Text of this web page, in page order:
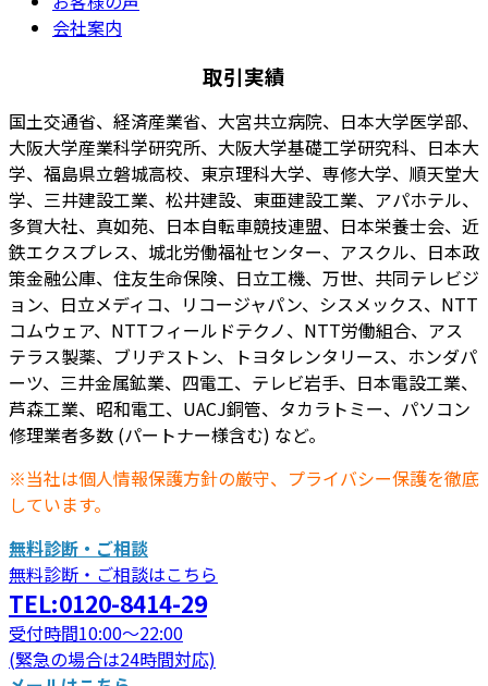
会社案内
取引実績
国土交通省、経済産業省、大宮共立病院、日本大学医学部、
大阪大学産業科学研究所、大阪大学基礎工学研究科、日本大
学、福島県立磐城高校、東京理科大学、専修大学、順天堂大
学、三井建設工業、松井建設、東亜建設工業、アパホテル、
多賀大社、真如苑、日本自転車競技連盟、日本栄養士会、近
鉄エクスプレス、城北労働福祉センター、アスクル、日本政
策金融公庫、住友生命保険、日立工機、万世、共同テレビジ
ョン、日立メディコ、リコージャパン、シスメックス、NTT
コムウェア、NTTフィールドテクノ、NTT労働組合、アス
テラス製薬、ブリヂストン、トヨタレンタリース、ホンダパ
ーツ、三井金属鉱業、四電工、テレビ岩手、日本電設工業、
芦森工業、昭和電工、UACJ銅管、タカラトミー、パソコン
修理業者多数 (パートナー様含む) など。
※当社は個人情報保護方針の厳守、プライバシー保護を徹底
しています。
無料診断・ご相談
無料診断・ご相談はこちら
TEL:0120-8414-29
受付時間10:00～22:00
(緊急の場合は24時間対応)